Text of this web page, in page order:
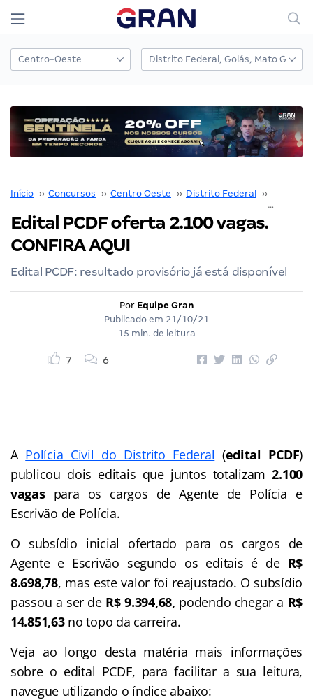
Início ›› Concursos ›› Centro Oeste ›› Distrito Federal ››
Edital PCDF oferta 2.100 vagas.
CONFIRA AQUI
Edital PCDF: resultado provisório já está disponível
Por Equipe Gran
Publicado em 21/10/21
15 min. de leitura
7 6
A Polícia Civil do Distrito Federal (edital PCDF)
publicou dois editais que juntos totalizam 2.100
vagaspara os cargos de Agente de Polícia e
Escrivão de Polícia.
O subsídio inicial ofertado para os cargos de
Agente e Escrivão segundo os editais é de R$
8.698,78, mas este valor foi reajustado. O subsídio
passou a ser de R$ 9.394,68, podendo chegar a R$
14.851,63no topo da carreira.
Veja ao longo desta matéria mais informações
sobre o edital PCDF, para facilitar a sua leitura,
navegue utilizando o índice abaixo: